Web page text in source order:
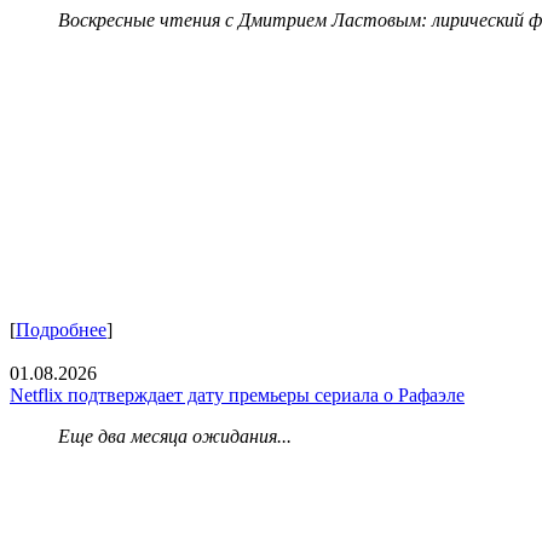
Воскресные чтения с Дмитрием Ластовым: лирический
[Подробнее]
01.08.2026
Netflix подтверждает дату премьеры сериала о Рафаэле
Еще два месяца ожидания...